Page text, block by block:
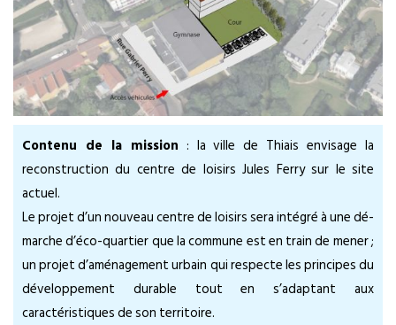
Contenu de la mission : la ville de Thiais envisage la
reconstruction du centre de loisirs Jules Ferry sur le site
actuel.
Le projet d’un nouveau centre de loisirs sera intégré à une dé-
marche d’éco-quartier que la commune est en train de mener ;
un projet d’aménagement urbain qui respecte les principes du
développement durable tout en s’adaptant aux
caractéristiques de son territoire.